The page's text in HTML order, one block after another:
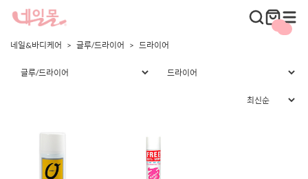
네일&바디케어 글루/드라이어 드라이어